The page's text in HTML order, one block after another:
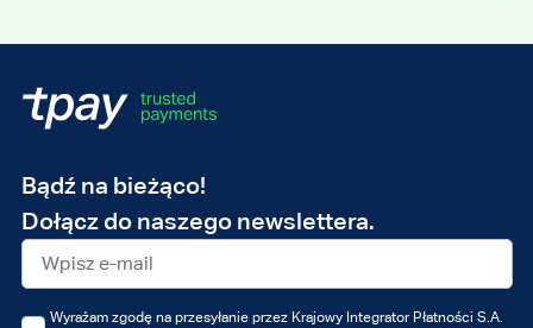
Bądź na bieżąco!
Dołącz do naszego newslettera.
Adres
e-
mail
Wyrażam zgodę na przesyłanie przez Krajowy Integrator Płatności S.A.